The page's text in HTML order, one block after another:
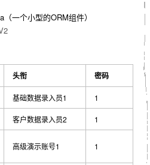
一个小型的ORM组件）
头衔 密码
基础数据录入员1 1
客户数据录入员2 1
高级演示账号1 1